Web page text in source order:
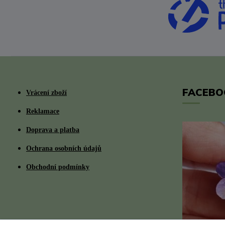
Vrácení zboží
Reklamace
Doprava a platba
Ochrana osobních údajů
Obchodní podmínky